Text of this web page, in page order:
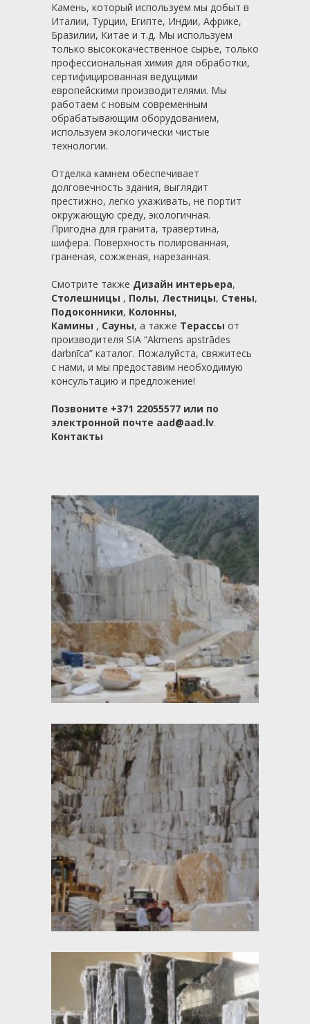
Камень, который используем мы добыт в
Италии, Турции, Египте, Индии, Африке,
Бразилии, Китае и т.д. Мы используем
только высококачественное сырье, только
профессиональная химия для обработки,
сертифицированная ведущими
европейскими производителями. Мы
работаем с новым современным
обрабатывающим оборудованием,
используем экологически чистые
технологии.
Отделка камнем обеспечивает
долговечность здания, выглядит
престижно, легко ухаживать, не портит
окружающую среду, экологичная.
Пригодна для гранита, травертина,
шифера. Поверхность полированная,
граненая, сожженая, нарезанная.
Смотрите также Дизайн интерьера,
Столешницы , Полы, Лестницы, Стены,
Подоконники, Колонны,
Камины , Сауны, а также Терассы от
производителя SIA “Akmens apstrādes
darbnīca” каталог. Пожалуйста, свяжитесь
с нами, и мы предоставим необходимую
консультацию и предложение!
Позвоните +371 22055577 или по
электронной почте aad@aad.lv.
Контакты